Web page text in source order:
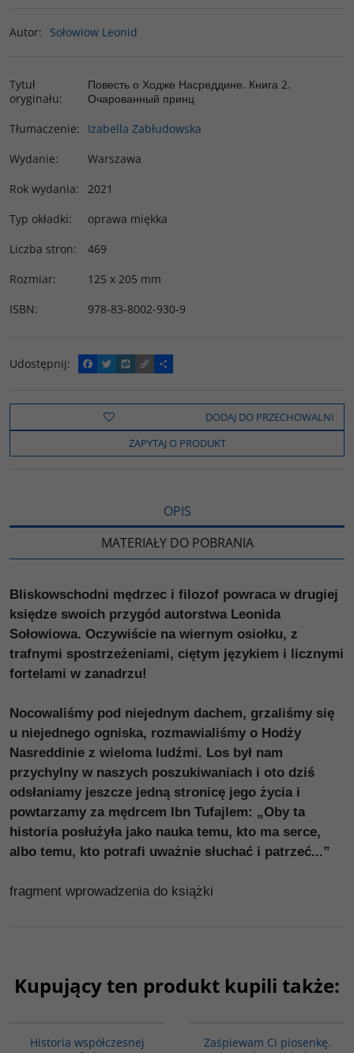
Autor: Sołowiow Leonid
Tytuł
oryginału:
Повесть о Ходже Насреддине. Книга 2.
Очарованный принц
Tłumaczenie:
Izabella Zabłudowska
Wydanie:
Warszawa
Rok wydania:
2021
Typ okładki:
oprawa miękka
Liczba stron:
469
Rozmiar:
125 x 205 mm
ISBN: 978-83-8002-930-9
Udostępnij:
F
a
e
o
k
T
w
t
t
e
W
y
o
C
o
y
i
n
k
P
o
z
e
l
s
DODAJ DO PRZECHOWALNI
ZAPYTAJ O PRODUKT
OPIS
MATERIAŁY DO POBRANIA
Bliskowschodni mędrzec i filozof powraca w drugiej
księdze swoich przygód autorstwa Leonida
Sołowiowa. Oczywiście na wiernym osiołku, z
trafnymi spostrzeżeniami, ciętym językiem i licznymi
fortelami w zanadrzu!
Nocowaliśmy pod niejednym dachem, grzaliśmy się
u niejednego ogniska, rozmawialiśmy o Hodży
Nasreddinie z wieloma ludźmi. Los był nam
przychylny w naszych poszukiwaniach i oto dziś
odsłaniamy jeszcze jedną stronicę jego życia i
powtarzamy za mędrcem Ibn Tufajlem: „Oby ta
historia posłużyła jako nauka temu, kto ma serce,
albo temu, kto potrafi uważnie słuchać i patrzeć...”
fragment wprowadzenia do książki
Kupujący ten produkt kupili także:
Historia współczesnej
Zaśpiewam Ci piosenkę.